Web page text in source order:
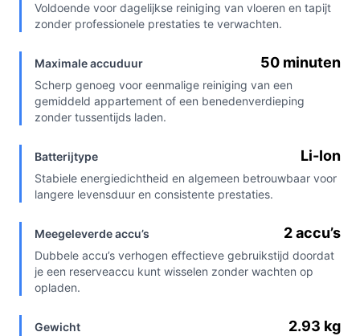
Voldoende voor dagelijkse reiniging van vloeren en tapijt
zonder professionele prestaties te verwachten.
Maximale accuduur 50 minuten
Scherp genoeg voor eenmalige reiniging van een
gemiddeld appartement of een benedenverdieping
zonder tussentijds laden.
Batterijtype Li-Ion
Stabiele energiedichtheid en algemeen betrouwbaar voor
langere levensduur en consistente prestaties.
Meegeleverde accu’s 2 accu’s
Dubbele accu’s verhogen effectieve gebruikstijd doordat
je een reserveaccu kunt wisselen zonder wachten op
opladen.
Gewicht 2.93 kg